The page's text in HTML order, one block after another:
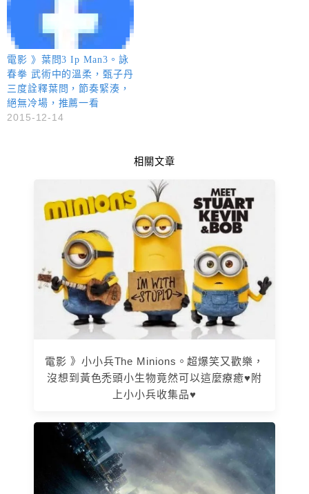
電影 》葉問3 Ip Man3。詠
春拳 武術中的溫柔，甄子丹
三度詮釋葉問，節奏緊湊，
絕無冷場，推薦一看
2015-12-14
相關文章
電影 》小小兵The Minions。超爆笑又歡樂，
沒想到黃色禿頭小生物竟然可以這麼療癒♥附
上小小兵收集品♥